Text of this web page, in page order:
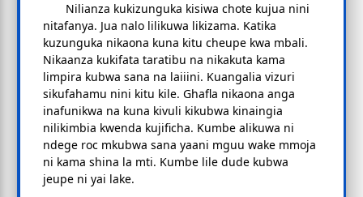
Nilianza kukizunguka kisiwa chote kujua nini
nitafanya. Jua nalo lilikuwa likizama. Katika
kuzunguka nikaona kuna kitu cheupe kwa mbali.
Nikaanza kukifata taratibu na nikakuta kama
limpira kubwa sana na laiiini. Kuangalia vizuri
sikufahamu nini kitu kile. Ghafla nikaona anga
inafunikwa na kuna kivuli kikubwa kinaingia
nilikimbia kwenda kujificha. Kumbe alikuwa ni
ndege roc mkubwa sana yaani mguu wake mmoja
ni kama shina la mti. Kumbe lile dude kubwa
jeupe ni yai lake.